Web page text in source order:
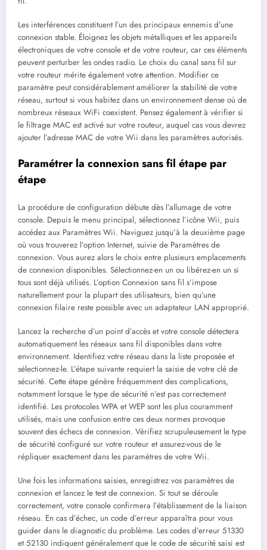
Les interférences constituent l’un des principaux ennemis d’une
connexion stable. Éloignez les objets métalliques et les appareils
électroniques de votre console et de votre routeur, car ces éléments
peuvent perturber les ondes radio. Le choix du canal sans fil sur
votre routeur mérite également votre attention. Modifier ce
paramètre peut considérablement améliorer la stabilité de votre
réseau, surtout si vous habitez dans un environnement dense où de
nombreux réseaux WiFi coexistent. Pensez également à vérifier si
le filtrage MAC est activé sur votre routeur, auquel cas vous devrez
ajouter l’adresse MAC de votre Wii dans les paramètres autorisés.
Paramétrer la connexion sans fil étape par
étape
La procédure de configuration débute dès l’allumage de votre
console. Depuis le menu principal, sélectionnez l’icône Wii, puis
accédez aux Paramètres Wii. Naviguez jusqu’à la deuxième page
où vous trouverez l’option Internet, suivie de Paramètres de
connexion. Vous aurez alors le choix entre plusieurs emplacements
de connexion disponibles. Sélectionnez-en un ou libérez-en un si
tous sont déjà utilisés. L’option Connexion sans fil s’impose
naturellement pour la plupart des utilisateurs, bien qu’une
connexion filaire reste possible avec un adaptateur LAN approprié.
Lancez la recherche d’un point d’accès et votre console détectera
automatiquement les réseaux sans fil disponibles dans votre
environnement. Identifiez votre réseau dans la liste proposée et
sélectionnez-le. L’étape suivante requiert la saisie de votre clé de
sécurité. Cette étape génère fréquemment des complications,
notamment lorsque le type de sécurité n’est pas correctement
identifié. Les protocoles WPA et WEP sont les plus couramment
utilisés, mais une confusion entre ces deux normes provoque
souvent des échecs de connexion. Vérifiez scrupuleusement le type
de sécurité configuré sur votre routeur et assurez-vous de le
répliquer exactement dans les paramètres de votre Wii.
Une fois les informations saisies, enregistrez vos paramètres de
connexion et lancez le test de connexion. Si tout se déroule
correctement, votre console confirmera l’établissement de la liaison
réseau. En cas d’échec, un code d’erreur apparaîtra pour vous
guider dans le diagnostic du problème. Les codes d’erreur 51330
et 52130 indiquent généralement que le code de sécurité saisi est